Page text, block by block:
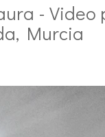
-
Murcia